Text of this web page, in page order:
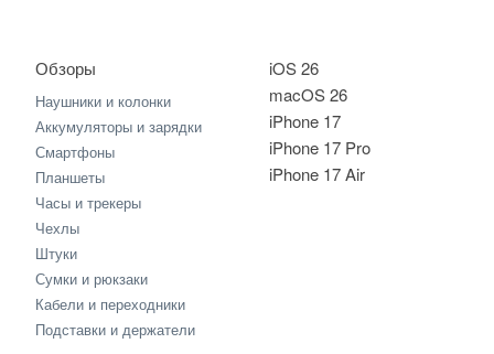
iOS 26
macOS 26
iPhone 17
iPhone 17 Pro
iPhone 17 Air
Обзоры
Наушники и колонки
Аккумуляторы и зарядки
Смартфоны
Планшеты
Часы и трекеры
Чехлы
Штуки
Сумки и рюкзаки
Кабели и переходники
Подставки и держатели